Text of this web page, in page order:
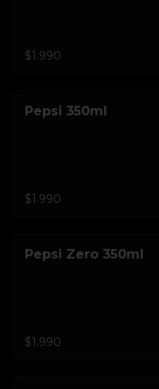
$1.990
Pepsi 350ml
$1.990
Pepsi Zero 350ml
$1.990